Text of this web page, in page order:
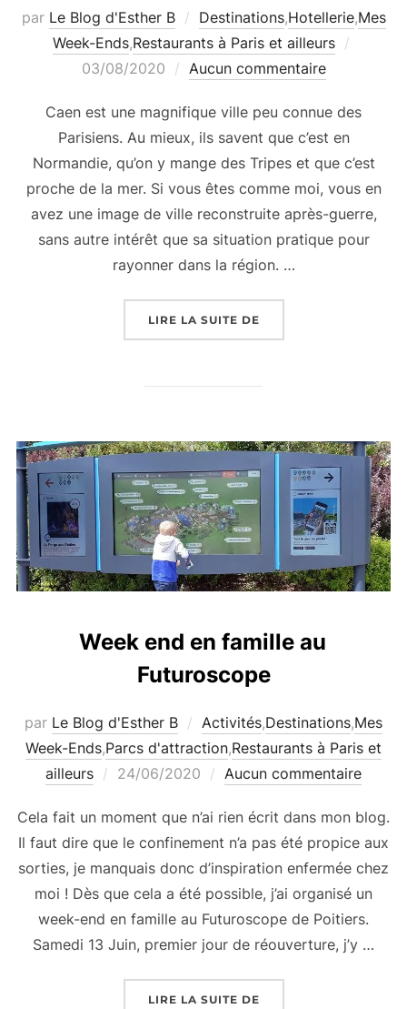
par Le Blog d'Esther B Destinations,Hotellerie,Mes
Week-Ends,Restaurants à Paris et ailleurs
03/08/2020 Aucun commentaire
Caen est une magnifique ville peu connue des
Parisiens. Au mieux, ils savent que c’est en
Normandie, qu’on y mange des Tripes et que c’est
proche de la mer. Si vous êtes comme moi, vous en
avez une image de ville reconstruite après-guerre,
sans autre intérêt que sa situation pratique pour
rayonner dans la région. …
LIRE LA SUITE DE« WEEK END EN
Week end en famille au
Futuroscope
par Le Blog d'Esther B Activités,Destinations,Mes
Week-Ends,Parcs d'attraction,Restaurants à Paris et
ailleurs
Publié
24/06/2020 Aucun commentaire
Cela fait un moment que n’ai rien écrit dans mon blog.
Il faut dire que le confinement n’a pas été propice aux
sorties, je manquais donc d’inspiration enfermée chez
moi ! Dès que cela a été possible, j’ai organisé un
week-end en famille au Futuroscope de Poitiers.
Samedi 13 Juin, premier jour de réouverture, j’y …
LIRE LA SUITE DE« WEEK END EN